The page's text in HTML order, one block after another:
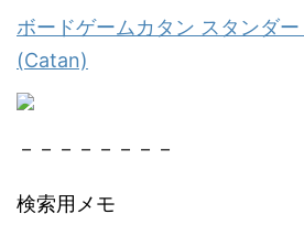
ボードゲームカタン スタンダ
(Catan)
－－－－－－－－
検索用メモ